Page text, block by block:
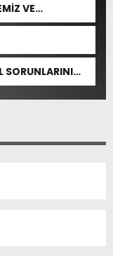
VE
SORUNLARINI